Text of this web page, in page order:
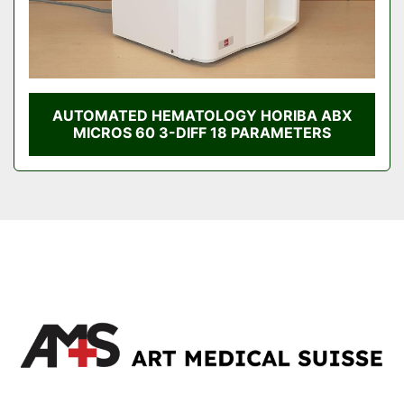
AUTOMATED HEMATOLOGY HORIBA ABX
MICROS 60 3-DIFF 18 PARAMETERS